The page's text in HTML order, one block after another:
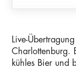
Live-
Charlottenburg.
kühles Bier und